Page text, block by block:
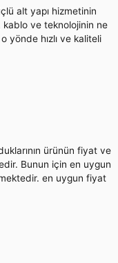
alt yapı hizmetinin
kablo ve teknolojinin ne
yönde hızlı ve kaliteli
ürünün fiyat ve
Bunun için en uygun
en uygun fiyat